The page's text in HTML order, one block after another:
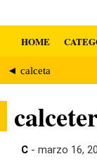
HOME
◄ calceta
C - marzo 16,